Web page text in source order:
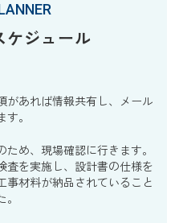
ケジュール
があれば情報共有し、メール
。
ため、現場確認に行きます。
査を実施し、設計書の仕様を
事材料が納品されていること